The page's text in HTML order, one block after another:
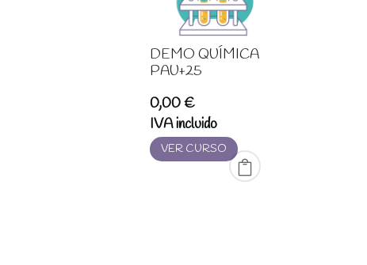
DEMO QUÍMICA
PAU+25
0,00€
IVA incluido
VER CURSO